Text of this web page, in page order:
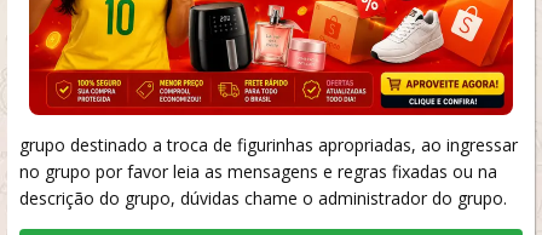
grupo destinado a troca de figurinhas apropriadas, ao ingressar
no grupo por favor leia as mensagens e regras fixadas ou na
descrição do grupo, dúvidas chame o administrador do grupo.